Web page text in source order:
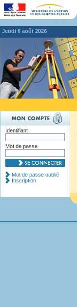
jeudi 6 août 2026
Identifiant
Mot de passe
Mot de passe oublié
Inscription